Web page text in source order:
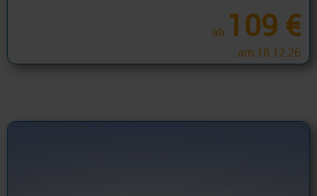
ab 109 €
am 18.12.26